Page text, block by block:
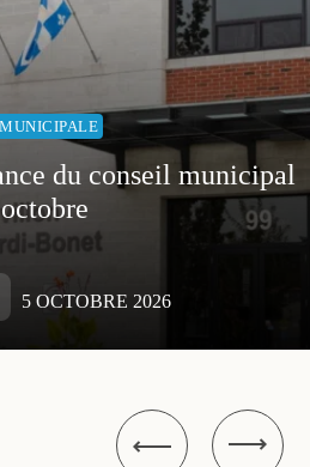
du conseil municipal
5 OCTOBRE 2026